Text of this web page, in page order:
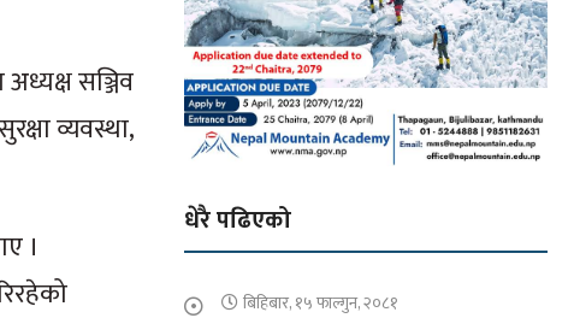
सञ्जिव
व्यवस्था,
।
धेरै पढिएको
बिहिबार, १५ फाल्गुन, २०८१